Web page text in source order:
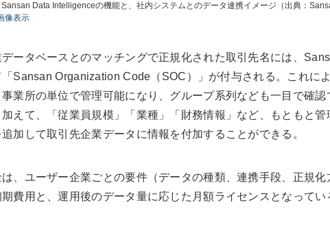
Sansan Data Intelligenceの機能と、社内システムとのデータ連携イメージ（出典：
像表示
ータベースとのマッチングで正規化された取引先名には、
「Sansan Organization Code（SOC）」が付与される。これに
業所の単位で管理可能になり、グループ系列なども一目で確認
加えて、「従業員規模」「業種」「財務情報」など、もともと管
加して取引先企業データに情報を付加することができる。
、ユーザー企業ごとの要件（データの種類、連携手段、正規化
費用と、運用後のデータ量に応じた月額ライセンスとなってい